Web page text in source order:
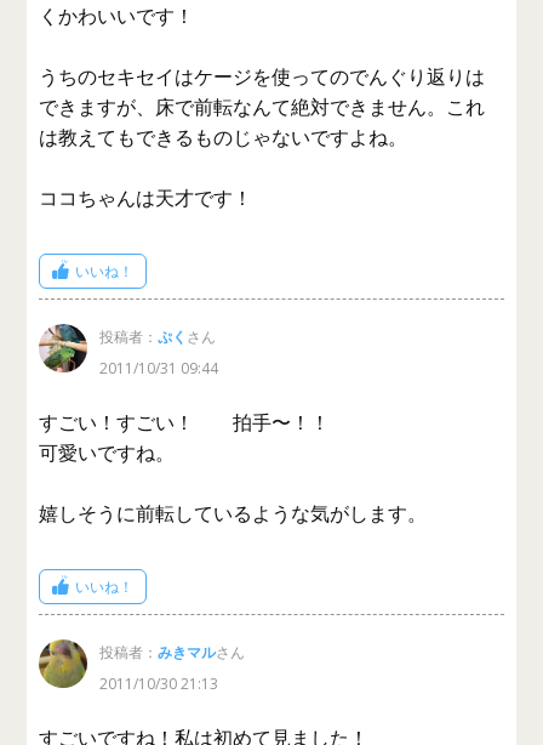
くかわいいです！
うちのセキセイはケージを使ってのでんぐり返りは
できますが、床で前転なんて絶対できません。これ
は教えてもできるものじゃないですよね。
ココちゃんは天才です！
いいね！
投稿者：ぷく さん
2011/10/31 09:44
すごい！すごい！ 拍手〜！！
可愛いですね。
嬉しそうに前転しているような気がします。
いいね！
投稿者：みきマルさん
2011/10/30 21:13
すごいですね！私は初めて見ました！